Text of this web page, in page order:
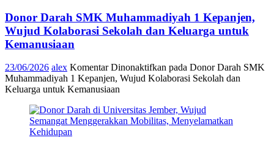
Donor Darah SMK Muhammadiyah 1 Kepanjen,
Wujud Kolaborasi Sekolah dan Keluarga untuk
Kemanusiaan
23/06/2026 alex Komentar Dinonaktifkan pada Donor Darah SMK
Muhammadiyah 1 Kepanjen, Wujud Kolaborasi Sekolah dan
Keluarga untuk Kemanusiaan